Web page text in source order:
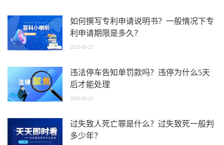
如何撰写专利申请说明书？一般情况下专
利申请期限是多久？
2023-05-22
违法停车告知单罚款吗？违停为什么5天
后才能处理
2023-05-22
过失致人死亡罪是什么？过失致死一般判
多少年？